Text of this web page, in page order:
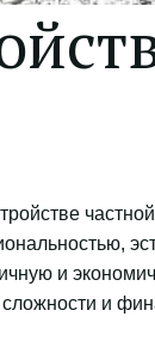
и
и